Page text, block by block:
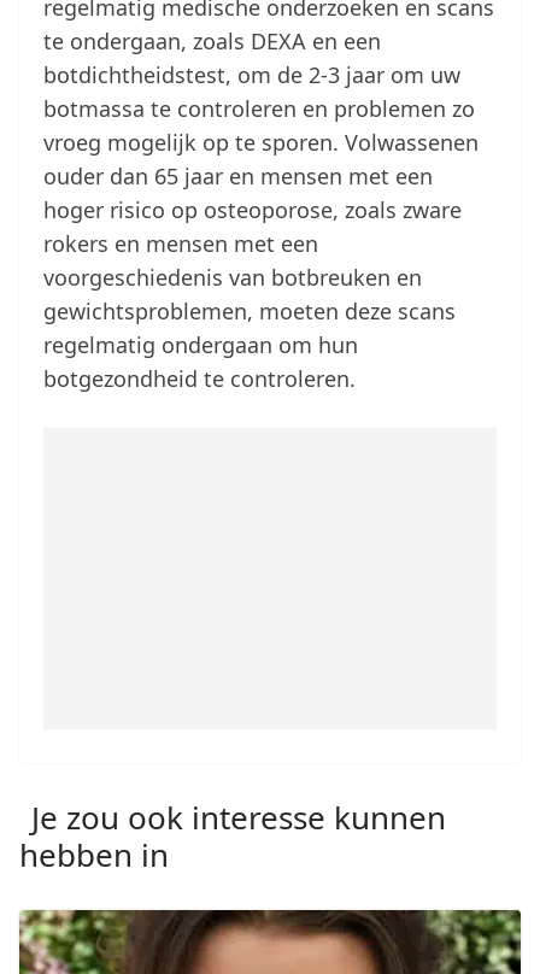
regelmatig medische onderzoeken en scans
te ondergaan, zoals DEXA en een
botdichtheidstest, om de 2-3 jaar om uw
botmassa te controleren en problemen zo
vroeg mogelijk op te sporen. Volwassenen
ouder dan 65 jaar en mensen met een
hoger risico op osteoporose, zoals zware
rokers en mensen met een
voorgeschiedenis van botbreuken en
gewichtsproblemen, moeten deze scans
regelmatig ondergaan om hun
botgezondheid te controleren.
Je zou ook interesse kunnen
hebben in